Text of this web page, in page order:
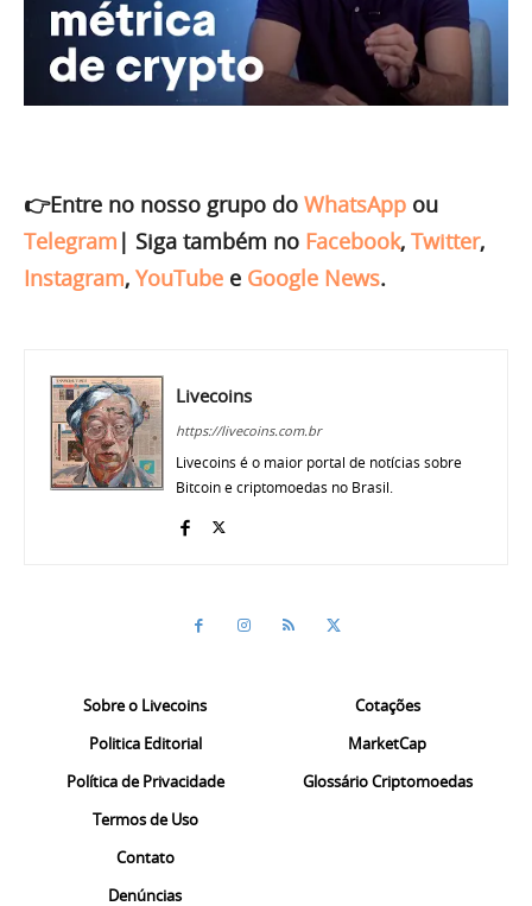
👉Entre no nosso grupo do WhatsApp ou
Telegram | Siga também no Facebook, Twitter,
Instagram, YouTube e Google News.
Livecoins
https://livecoins.com.br
Livecoins é o maior portal de notícias sobre
Bitcoin e criptomoedas no Brasil.
Sobre o Livecoins
Politica Editorial
Política de Privacidade
Termos de Uso
Contato
Denúncias
Cotações
MarketCap
Glossário Criptomoedas